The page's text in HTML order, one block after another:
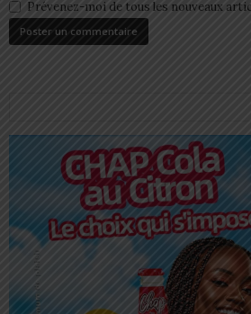
Prévenez-moi de tous les nouveaux